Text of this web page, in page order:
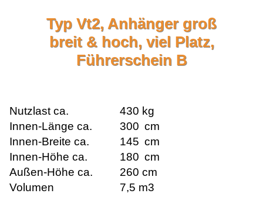
Typ Vt2, Anhänger groß
breit & hoch, viel Platz,
Führerschein B
Nutzlast ca.
430 kg
Innen-Länge ca.
300 cm
Innen-Breite ca.
145 cm
Innen-Höhe ca.
180 cm
Außen-Höhe ca.
260 cm
Volumen
7,5 m3